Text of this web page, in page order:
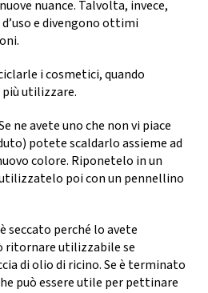
nuance. Talvolta, invece,
e divengono ottimi
i cosmetici, quando
utilizzare.
ne avete uno che non vi piace
potete scaldarloassieme ad
colore. Riponetelo in un
poi con un pennellino
seccato perché lo avete
ritornare utilizzabile se
di olio di ricino. Se è terminato
può essere utile per pettinare